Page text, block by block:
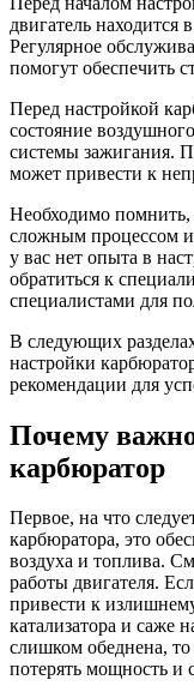
двигатель находится
Регулярное
помогут обеспечить
Перед настройкой
состояние
системы зажигания.
может привести к
Необходимо помнить,
сложным процессом и
у вас нет опыта в
обратиться к
специалистами для
В следующих
настройки
рекомендации для
Почему
карбюратор
Первое, на что
карбюратора, это
воздуха и топлива.
работы двигателя.
привести к
катализатора и саже
слишком обеднена, то
потерять мощность и